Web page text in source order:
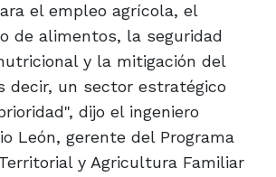
el empleo agrícola, el
de alimentos, la seguridad
y la mitigación del
decir, un sector estratégico
dijo el ingeniero
León, gerente del Programa
y Agricultura Familiar